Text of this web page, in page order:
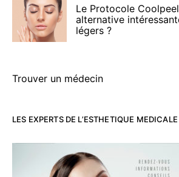
Le Protocole
alternative
légers ?
Trouver un médecin
LES EXPERTS DE L’ESTHETIQUE